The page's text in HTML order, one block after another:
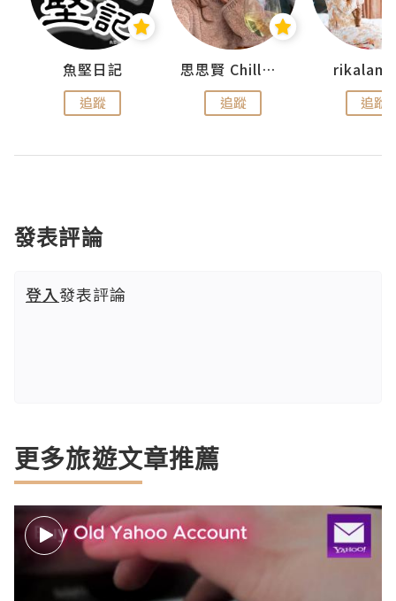
魚堅日記
追蹤
思思賢 ChillMyBabe
追蹤 追蹤
發表評論
登入發表評論
更多旅遊文章推薦